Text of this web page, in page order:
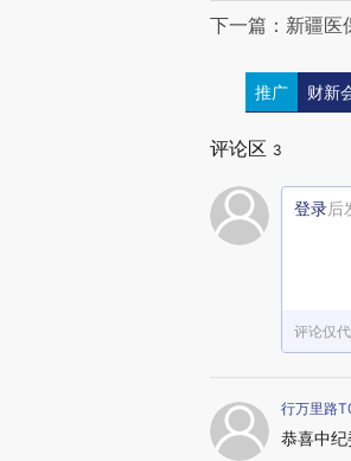
下一篇：新疆医
推广 财新
评论区 3
登录后
评论仅
行万里路
恭喜中